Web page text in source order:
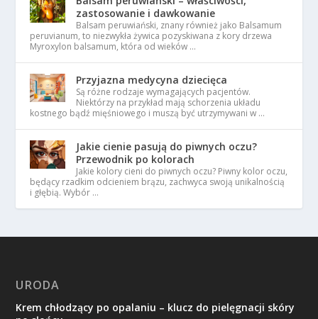
zastosowanie i dawkowanie
Balsam peruwiański, znany również jako Balsamum
peruvianum, to niezwykła żywica pozyskiwana z kory drzewa
Myroxylon balsamum, która od wieków …
Przyjazna medycyna dziecięca
Są różne rodzaje wymagających pacjentów.
Niektórzy na przykład mają schorzenia układu
kostnego bądź mięśniowego i muszą być utrzymywani w …
Jakie cienie pasują do piwnych oczu?
Przewodnik po kolorach
Jakie kolory cieni do piwnych oczu? Piwny kolor oczu,
będący rzadkim odcieniem brązu, zachwyca swoją unikalnością
i głębią. Wybór …
URODA
Krem chłodzący po opalaniu – klucz do pielęgnacji skóry